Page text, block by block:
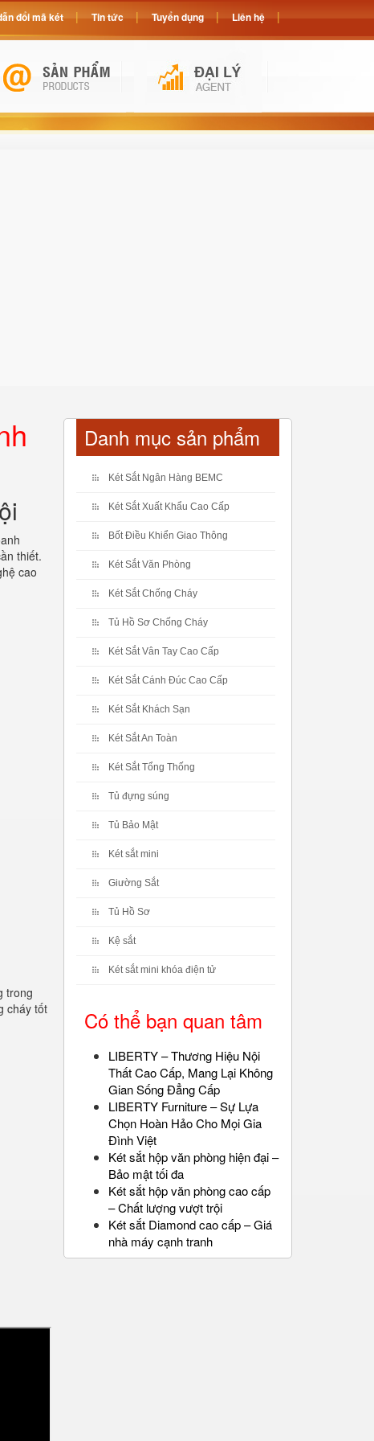
thiết.
cao
trong
cháy tốt
Danh mục sản phẩm
Két Sắt Ngân Hàng BEMC
Két Sắt Xuất Khẩu Cao Cấp
Bốt Điều Khiển Giao Thông
Két Sắt Văn Phòng
Két Sắt Chống Cháy
Tủ Hồ Sơ Chống Cháy
Két Sắt Vân Tay Cao Cấp
Két Sắt Cánh Đúc Cao Cấp
Két Sắt Khách Sạn
Két Sắt An Toàn
Két Sắt Tổng Thống
Tủ đựng súng
Tủ Bảo Mật
Két sắt mini
Giường Sắt
Tủ Hồ Sơ
Kệ sắt
Két sắt mini khóa điện tử
Có thể bạn quan tâm
LIBERTY – Thương Hiệu Nội
Thất Cao Cấp, Mang Lại Không
Gian Sống Đẳng Cấp
LIBERTY Furniture – Sự Lựa
Chọn Hoàn Hảo Cho Mọi Gia
Đình Việt
Két sắt hộp văn phòng hiện đại –
Bảo mật tối đa
Két sắt hộp văn phòng cao cấp
– Chất lượng vượt trội
Két sắt Diamond cao cấp – Giá
nhà máy cạnh tranh
đổi mã két Tin tức Tuyển dụng Liên hệ